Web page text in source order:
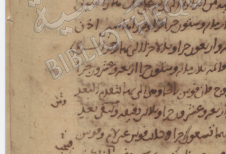
beta Glossary
Resources
Licenses·FAQ·Contact·
Impressum·Privacy· 2013
Print 🖨